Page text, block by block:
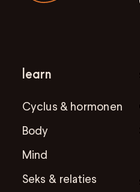
learn
Cyclus & hormonen
Body
Mind
Seks & relaties